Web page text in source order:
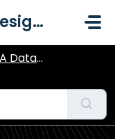
SERA Business Design B.V.
Verhuur